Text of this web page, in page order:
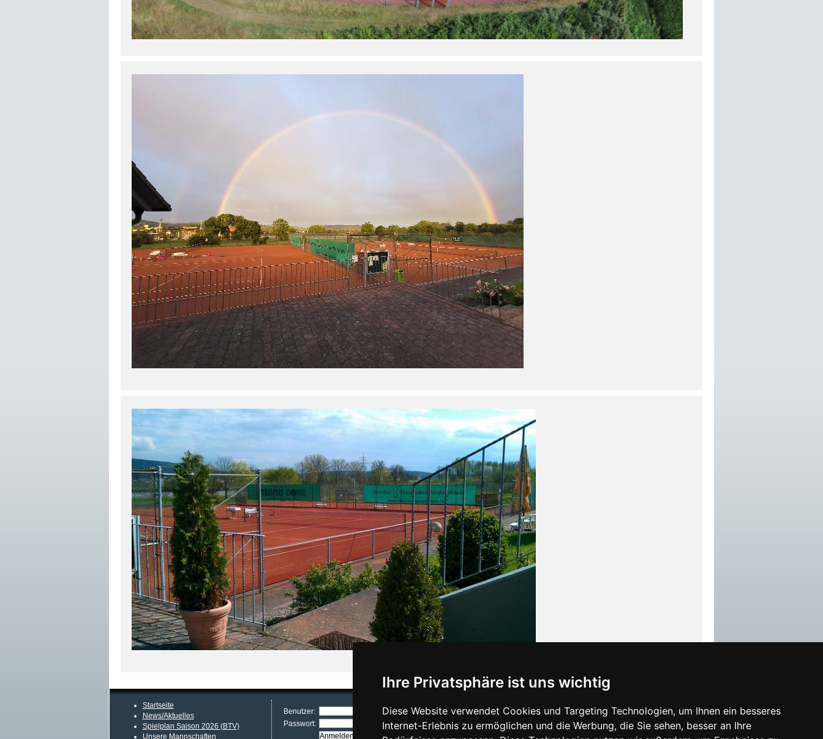
Ihre Privatsphäre ist uns wichtig
Diese Website verwendet Cookies und Targeting Technologien, um Ihnen ein besseres
Internet-Erlebnis zu ermöglichen und die Werbung, die Sie sehen, besser an Ihre
Startseite
News/Aktuelles
Spielplan Saison 2026 (BTV)
Unsere Mannschaften
Am Kehlpfad
63868 Großwallstadt
Benutzer:
Passwort: